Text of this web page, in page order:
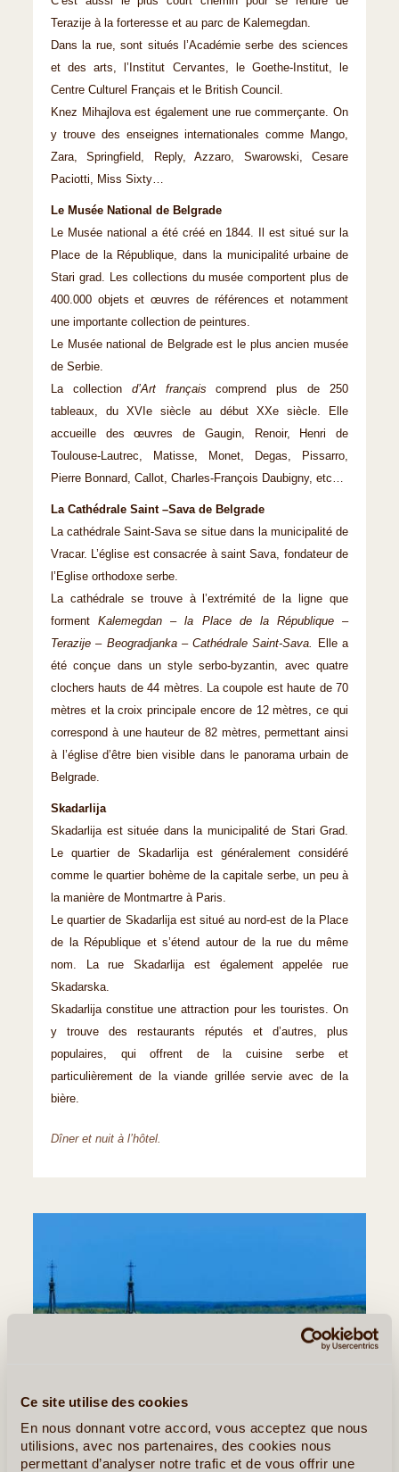
Ce site utilise des cookies
En nous donnant votre accord, vous acceptez que nous
utilisions, avec nos partenaires, des cookies nous
permettant d’analyser notre trafic et de vous offrir une
Terazije à la forteresse et au parc de Kalemegdan.
Dans la rue, sont situés l’Académie serbe des sciences
et des arts, l’Institut Cervantes, le Goethe-Institut, le
Centre Culturel Français et le British Council.
Knez Mihajlova est également une rue commerçante. On
y trouve des enseignes internationales comme Mango,
Zara, Springfield, Reply, Azzaro, Swarowski, Cesare
Paciotti, Miss Sixty…
Le Musée National de Belgrade
Le Musée national a été créé en 1844. Il est situé sur la
Place de la République, dans la municipalité urbaine de
Stari grad. Les collections du musée comportent plus de
400.000 objets et œuvres de références et notamment
une importante collection de peintures.
Le Musée national de Belgrade est le plus ancien musée
de Serbie.
La collection d’Art français comprend plus de 250
tableaux, du XVIe siècle au début XXe siècle. Elle
accueille des œuvres de Gaugin, Renoir, Henri de
Toulouse-Lautrec, Matisse, Monet, Degas, Pissarro,
Pierre Bonnard, Callot, Charles-François Daubigny, etc…
La Cathédrale Saint –Sava de Belgrade
La cathédrale Saint-Sava se situe dans la municipalité de
Vracar. L’église est consacrée à saint Sava, fondateur de
l’Eglise orthodoxe serbe.
La cathédrale se trouve à l’extrémité de la ligne que
formentKalemegdan – la Place de la République –
Terazije – Beogradjanka – Cathédrale Saint-Sava.
Elle a
été conçue dans un style serbo-byzantin, avec quatre
clochers hauts de 44 mètres. La coupole est haute de 70
mètres et la croix principale encore de 12 mètres, ce qui
correspond à une hauteur de 82 mètres, permettant ainsi
à l’église d’être bien visible dans le panorama urbain de
Belgrade.
Skadarlija
Skadarlija est située dans la municipalité de Stari Grad.
Le quartier de Skadarlija est généralement considéré
comme le quartier bohème de la capitale serbe, un peu à
la manière de Montmartre à Paris.
Le quartier de Skadarlija est situé au nord-est de la Place
de la République et s’étend autour de la rue du même
nom. La rue Skadarlija est également appelée rue
Skadarska.
Skadarlija constitue une attraction pour les touristes. On
y trouve des restaurants réputés et d’autres, plus
populaires, qui offrent de la cuisine serbe et
particulièrement de la viande grillée servie avec de la
bière.
Dîner et nuit à l’hôtel.